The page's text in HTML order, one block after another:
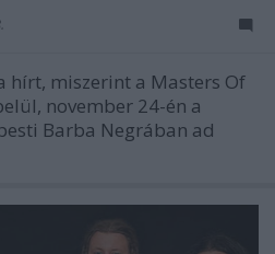
hírt, miszerint a Masters Of
november 24-én a
Barba Negrában ad